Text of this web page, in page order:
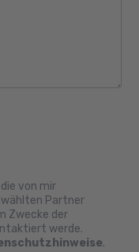
von mir
Partner
Zwecke der
werde.
.